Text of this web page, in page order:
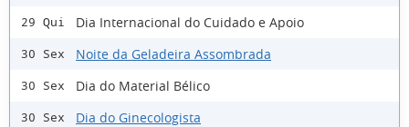
29 Qui Dia Internacional do Cuidado e Apoio
30 Sex Noite da Geladeira Assombrada
30 Sex Dia do Material Bélico
30 Sex Dia do Ginecologista